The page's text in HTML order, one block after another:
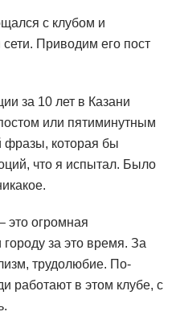
с клубом и
Приводим его пост
за 10 лет в Казани
или пятиминутным
фразы, которая бы
что я испытал. Было
это огромная
городу за это время. За
трудолюбие. По-
работают в этом клубе, с